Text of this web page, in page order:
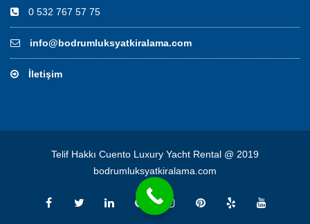
0 532 767 57 75
info@bodrumluksyatkiralama.com
İletişim
Telif Hakkı Cuento Luxury Yacht Rental @ 2019
bodrumluksyatkiralama.com